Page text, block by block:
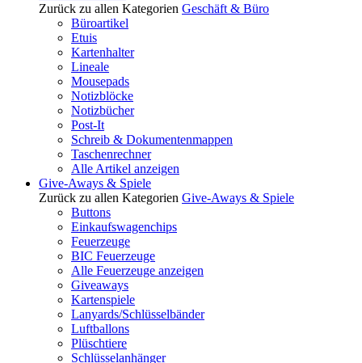
Zurück zu allen Kategorien Geschäft & Büro
Büroartikel
Etuis
Kartenhalter
Lineale
Mousepads
Notizblöcke
Notizbücher
Post-It
Schreib & Dokumentenmappen
Taschenrechner
Alle Artikel anzeigen
Give-Aways & Spiele
Zurück zu allen Kategorien Give-Aways & Spiele
Buttons
Einkaufswagenchips
Feuerzeuge
BIC Feuerzeuge
Alle Feuerzeuge anzeigen
Giveaways
Kartenspiele
Lanyards/Schlüsselbänder
Luftballons
Plüschtiere
Schlüsselanhänger